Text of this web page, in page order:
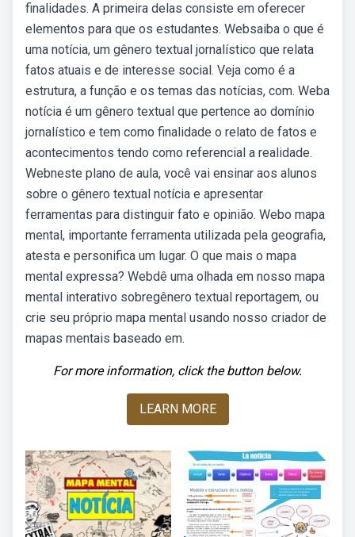
finalidades. A primeira delas consiste em oferecer
elementos para que os estudantes. Websaiba o que é
uma notícia, um gênero textual jornalístico que relata
fatos atuais e de interesse social. Veja como é a
estrutura, a função e os temas das notícias, com. Weba
notícia é um gênero textual que pertence ao domínio
jornalístico e tem como finalidade o relato de fatos e
acontecimentos tendo como referencial a realidade.
Webneste plano de aula, você vai ensinar aos alunos
sobre o gênero textual notícia e apresentar
ferramentas para distinguir fato e opinião. Webo mapa
mental, importante ferramenta utilizada pela geografia,
atesta e personifica um lugar. O que mais o mapa
mental expressa? Webdê uma olhada em nosso mapa
mental interativo sobregênero textual reportagem, ou
crie seu próprio mapa mental usando nosso criador de
mapas mentais baseado em.
For more information, click the button below.
LEARN MORE